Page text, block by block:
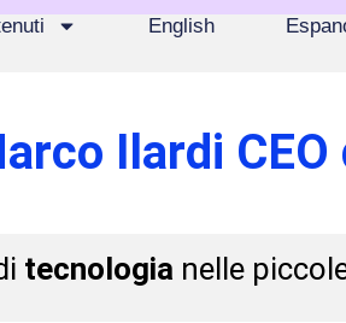
English
Ilardi
tecnologia nelle